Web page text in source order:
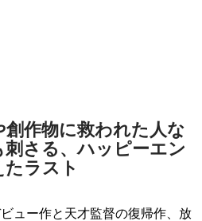
創作物に救われた人な
刺さる、ハッピーエン
たラスト
ュー作と天才監督の復帰作、放